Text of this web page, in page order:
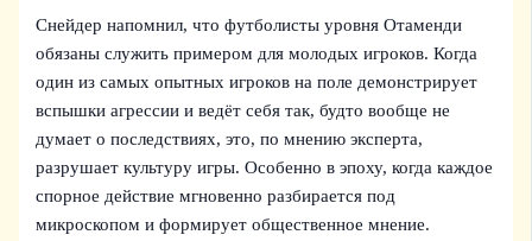
Снейдер напомнил, что футболисты уровня Отаменди
обязаны служить примером для молодых игроков. Когда
один из самых опытных игроков на поле демонстрирует
вспышки агрессии и ведёт себя так, будто вообще не
думает о последствиях, это, по мнению эксперта,
разрушает культуру игры. Особенно в эпоху, когда каждое
спорное действие мгновенно разбирается под
микроскопом и формирует общественное мнение.